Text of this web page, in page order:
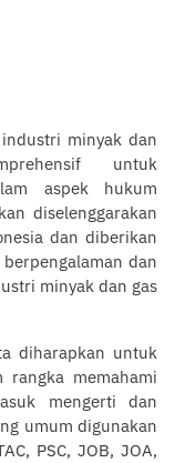
minyak dan
untuk
aspek hukum
diselenggarakan
dan diberikan
dan
minyak dan gas
diharapkan untuk
memahami
mengerti dan
umum digunakan
PSC, JOB, JOA,